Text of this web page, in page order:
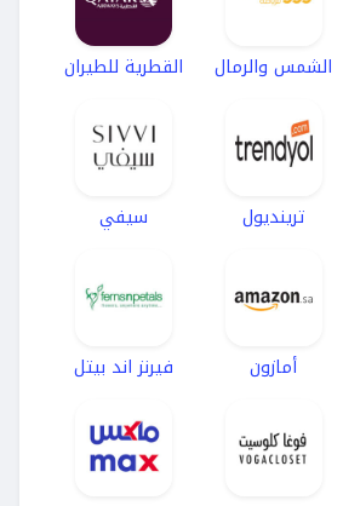
الشمس والرمال القطرية للطيران
ترينديول سيفي
أمازون فيرنز اند بيتل